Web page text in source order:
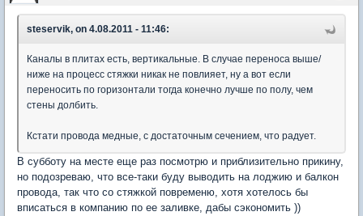
steservik, on 4.08.2011 - 11:46:
Каналы в плитах есть, вертикальные. В случае переноса выше/
ниже на процесс стяжки никак не повлияет, ну а вот если
переносить по горизонтали тогда конечно лучше по полу, чем
стены долбить.
Кстати провода медные, с достаточным сечением, что радует.
В субботу на месте еще раз посмотрю и приблизительно прикину,
но подозреваю, что все-таки буду выводить на лоджию и балкон
провода, так что со стяжкой повременю, хотя хотелось бы
вписаться в компанию по ее заливке, дабы сэкономить ))